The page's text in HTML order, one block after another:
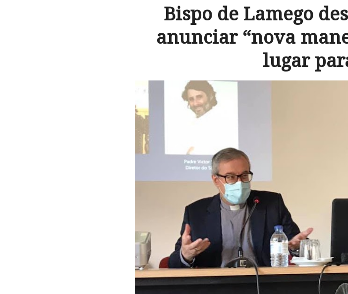
Bispo de Lamego
anunciar “nova
lugar